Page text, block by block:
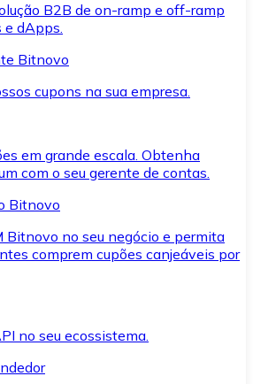
B2B de on-ramp e off-ramp
e dApps.
Bitnovo
cupons na sua empresa.
em grande escala. Obtenha
com o seu gerente de contas.
Bitnovo
Bitnovo no seu negócio e permita
comprem cupões canjeáveis por
no seu ecossistema.